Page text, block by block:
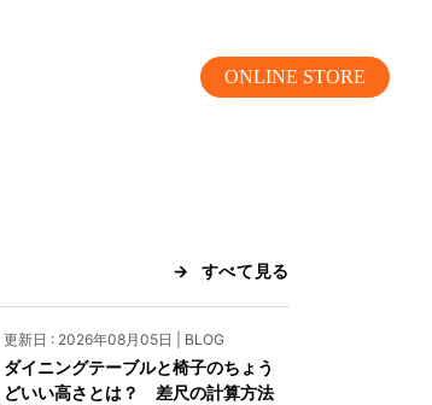
ONLINE STORE
よくあるご質問
すべて見る
更新日 : 2026年08月05日 | BLOG
ダイニングテーブルと椅子のちょう
どいい高さとは？ 差尺の計算方法